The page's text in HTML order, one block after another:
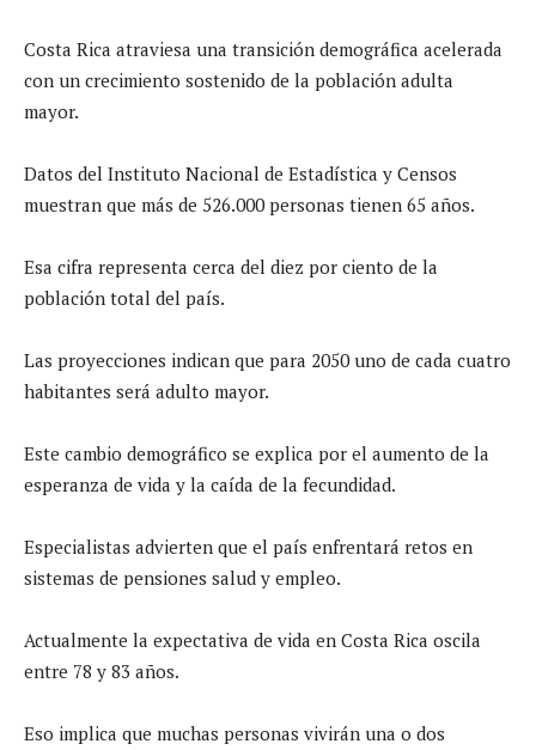
Costa Rica atraviesa una transición demográfica acelerada
con un crecimiento sostenido de la población adulta
mayor.
Datos del Instituto Nacional de Estadística y Censos
muestran que más de 526.000 personas tienen 65 años.
Esa cifra representa cerca del diez por ciento de la
población total del país.
Las proyecciones indican que para 2050 uno de cada cuatro
habitantes será adulto mayor.
Este cambio demográfico se explica por el aumento de la
esperanza de vida y la caída de la fecundidad.
Especialistas advierten que el país enfrentará retos en
sistemas de pensiones salud y empleo.
Actualmente la expectativa de vida en Costa Rica oscila
entre 78 y 83 años.
Eso implica que muchas personas vivirán una o dos